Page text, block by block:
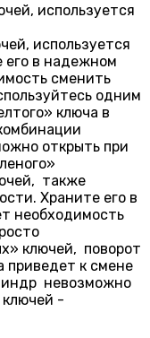
используется
используется
его в надежном
сменить
одним
ключа в
открыть при
также
Храните его в
необходимость
ключей, поворот
приведет к смене
невозможно
-